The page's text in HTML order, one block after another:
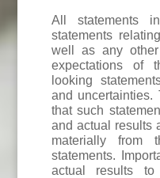
All statements
statements
well as any
expectations of
looking
and
that such
and actual results
materially from
statements.
actual results